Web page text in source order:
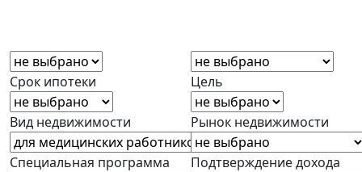
Срок ипотеки Цель
Вид недвижимости Рынок недвижимости
Специальная программа Подтверждение дохода